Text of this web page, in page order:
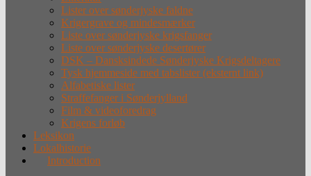
Lister over sønderjyske faldne
Krigergrave og mindesmærker
Liste over sønderjyske krigsfanger
Liste over sønderjyske desertører
DSK – Dansksindede Sønderjyske Krigsdeltagere
Tysk hjemmeside med tabslister (eksternt link)
Alfabetiske lister
Straffefanger i Sønderjylland
Film & videoforedrag
Krigens forløb
Leksikon
Lokalhistorie
Introduction